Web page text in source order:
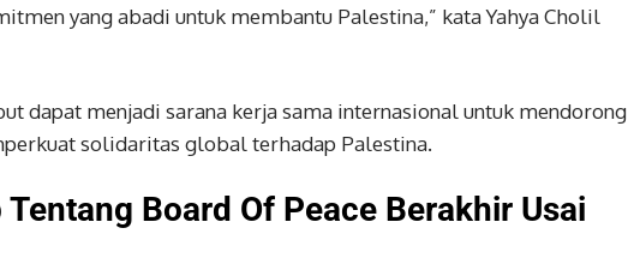
yang abadi untuk membantu Palestina,” kata Yahya Cholil
dapat menjadi sarana kerja sama internasional untuk mendorong
solidaritas global terhadap Palestina.
Board Of Peace Berakhir Usai